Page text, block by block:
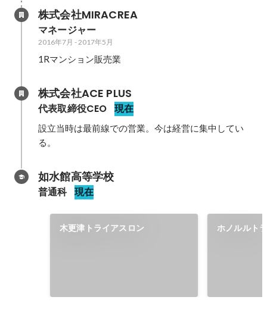
株式会社MIRACREA
マネージャー
2016年7月 - 2017年5月
1Rマンション販売業
株式会社ACE PLUS
代表取締役CEO 現在
設立当時は最前線での営業。今は経営に集中してい
る。
如水館高等学校
普通科 現在
木更津トライアスロン ホノルルト